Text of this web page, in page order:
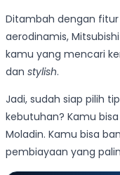
Ditambah dengan fitur
aerodinamis,
kamu yang mencari
dan stylish.
Jadi, sudah siap pilih
kebutuhan? Kamu
Moladin. Kamu bisa
pembiayaan yang